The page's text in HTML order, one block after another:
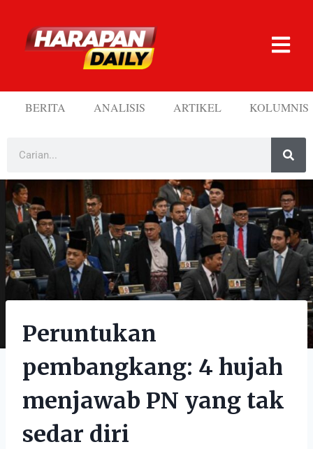
BERITA ANALISIS ARTIKEL KOLUMNIS
Peruntukan
pembangkang: 4 hujah
menjawab PN yang tak
sedar diri